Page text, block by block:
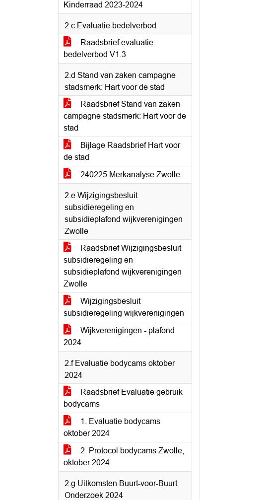
Kinderraad 2023-2024
2.c Evaluatie bedelverbod
Raadsbrief evaluatie
bedelverbod V1.3
2.d Stand van zaken campagne
stadsmerk: Hart voor de stad
Raadsbrief Stand van zaken
campagne stadsmerk: Hart voor de
stad
Bijlage Raadsbrief Hart voor
de stad
240225 Merkanalyse Zwolle
2.e Wijzigingsbesluit
subsidieregeling en
subsidieplafond wijkverenigingen
Zwolle
Raadsbrief Wijzigingsbesluit
subsidieregeling en
subsidieplafond wijkverenigingen
Zwolle
Wijzigingsbesluit
subsidieregeling wijkverenigingen
Wijkverenigingen - plafond
2024
2.f Evaluatie bodycams oktober
2024
Raadsbrief Evaluatie gebruik
bodycams
1. Evaluatie bodycams
oktober 2024
2. Protocol bodycams Zwolle,
oktober 2024
2.g Uitkomsten Buurt-voor-Buurt
Onderzoek 2024